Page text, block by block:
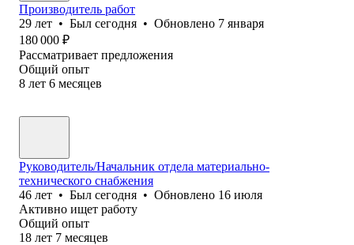
Производитель работ
29 лет • Был сегодня • Обновлено 7 января
180 000 ₽
Рассматривает предложения
Общий опыт
8 лет 6 месяцев
Руководитель/Начальник отдела материально-
технического снабжения
46 лет • Был сегодня • Обновлено 16 июля
Активно ищет работу
Общий опыт
18 лет 7 месяцев